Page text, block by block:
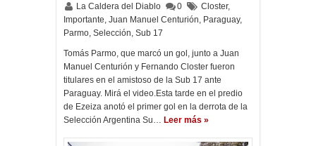
La Caldera del Diablo 0 Closter,
Importante, Juan Manuel Centurión, Paraguay,
Parmo, Selección, Sub 17
Tomás Parmo, que marcó un gol, junto a Juan
Manuel Centurión y Fernando Closter fueron
titulares en el amistoso de la Sub 17 ante
Paraguay. Mirá el video.Esta tarde en el predio
de Ezeiza anotó el primer gol en la derrota de la
Selección Argentina Su… Leer más »